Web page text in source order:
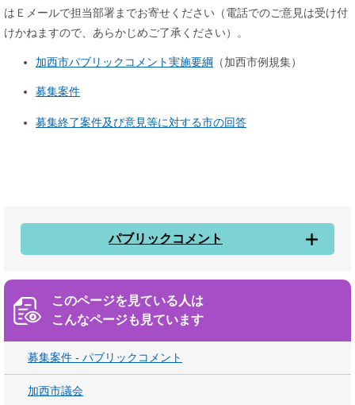
はＥメールで担当部署までお寄せください（電話でのご意見は受け付
けかねますので、あらかじめご了承ください）。
加西市パブリックコメント実施要綱 （加西市例規集）
募集案件
募集終了案件及び意見等に対する市の回答
パブリックコメント
このページを見ている人は
こんなページも見ています
募集案件 - パブリックコメント
加西市議会